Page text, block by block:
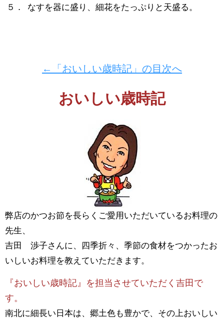
５． なすを器に盛り、細花をたっぷりと天盛る。
←「おいしい歳時記」の目次へ
おいしい歳時記
弊店のかつお節を長らくご愛用いただいているお料理の
先生、
吉田 渉子さんに、四季折々、季節の食材をつかったお
いしいお料理を教えていただきます。
『おいしい歳時記』を担当させていただく吉田で
す。
南北に細長い日本は、郷土色も豊かで、その上おいしい